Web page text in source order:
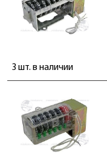
3 шт. в наличии